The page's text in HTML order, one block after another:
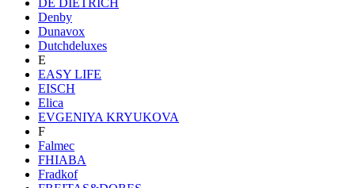
Denby
Dunavox
Dutchdeluxes
E
EASY LIFE
EISCH
Elica
EVGENIYA KRYUKOVA
F
Falmec
FHIABA
Fradkof